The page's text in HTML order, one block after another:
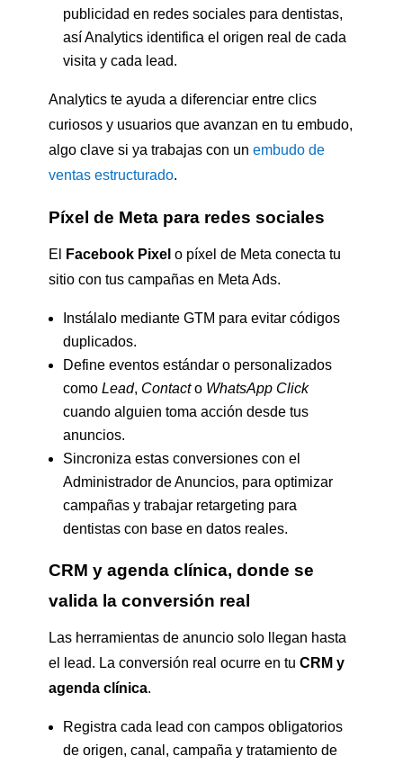
publicidad en redes sociales para dentistas,
así Analytics identifica el origen real de cada
visita y cada lead.
Analytics te ayuda a diferenciar entre clics
curiosos y usuarios que avanzan en tu embudo,
algo clave si ya trabajas con un embudo de
ventas estructurado.
Píxel de Meta para redes sociales
El Facebook Pixel o píxel de Meta conecta tu
sitio con tus campañas en Meta Ads.
Instálalo mediante GTM para evitar códigos
duplicados.
Define eventos estándar o personalizados
como Lead, Contacto WhatsApp Click
cuando alguien toma acción desde tus
anuncios.
Sincroniza estas conversiones con el
Administrador de Anuncios, para optimizar
campañas y trabajar retargeting para
dentistas con base en datos reales.
CRM y agenda clínica, donde se
valida la conversión real
Las herramientas de anuncio solo llegan hasta
el lead. La conversión real ocurre en tu CRM y
agenda clínica.
Registra cada lead con campos obligatorios
de origen, canal, campaña y tratamiento de